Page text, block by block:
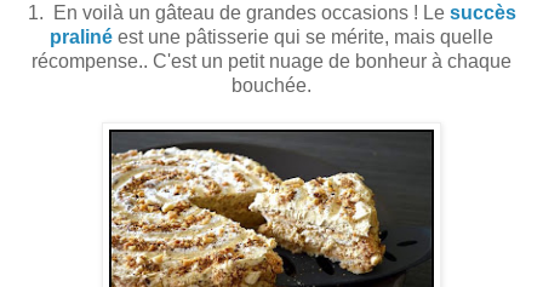
1. En voilà un gâteau de grandes occasions ! Le succès
praliné est une pâtisserie qui se mérite, mais quelle
récompense.. C'est un petit nuage de bonheur à chaque
bouchée.